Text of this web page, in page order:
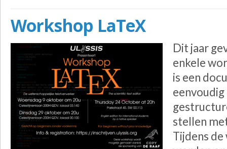
Workshop LaTeX
Dit jaar
enkele
is een
stellen
Tijdens